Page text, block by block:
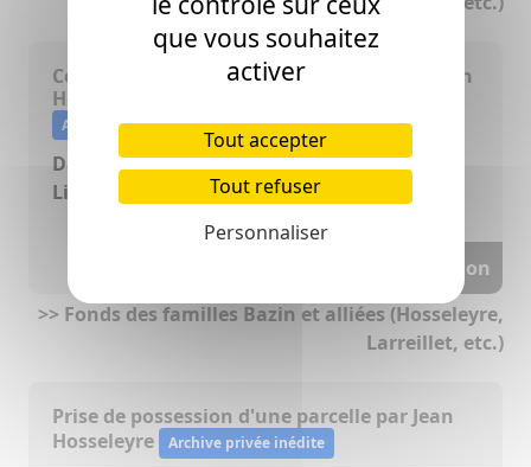
Contrat de cession d'une parcelle (entre Jean
Hosseleyre et Jean Duvigneau)
Archive privée inédite
Date:
05/09/1717
Lieu(x):
Herm (40)
Voir la transcription
>> Fonds des familles Bazin et alliées (Hosseleyre,
Larreillet, etc.)
Prise de possession d'une parcelle par Jean
Hosseleyre
Archive privée inédite
que vous souhaitez
activer
Tout accepter
Tout refuser
Personnaliser